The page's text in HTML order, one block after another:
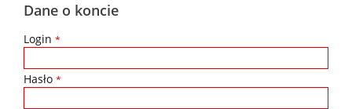
Dane o koncie
Login *
Hasło *